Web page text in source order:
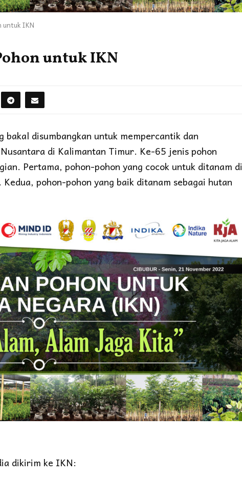
untuk IKN
untuk IKN
disumbangkan untuk mempercantik dan
di Kalimantan Timur. Ke-65 jenis pohon
Pertama, pohon-pohon yang cocok untuk ditanam di
pohon-pohon yang baik ditanam sebagai hutan
dikirim ke IKN: